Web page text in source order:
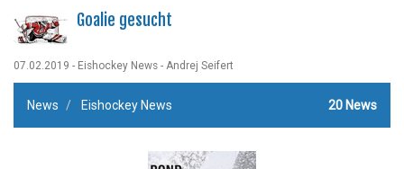
Goalie gesucht
07.02.2019 - Eishockey News - Andrej Seifert
News Eishockey News 20 News